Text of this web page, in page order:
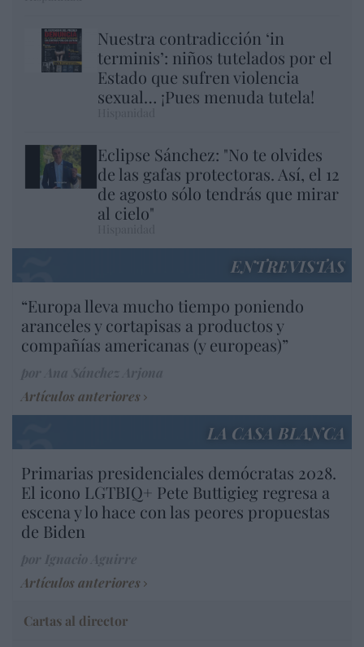
Nuestra contradicción ‘in
terminis’: niños tutelados por el
Estado que sufren violencia
sexual… ¡Pues menuda tutela!
Eclipse Sánchez: "No te olvides
de las gafas protectoras. Así, el 12
de agosto sólo tendrás que mirar
al cielo"
ENTREVISTAS
“Europa lleva mucho tiempo poniendo
aranceles y cortapisas a productos y
compañías americanas (y europeas)”
Artículos anteriores
LA CASA BLANCA
Primarias presidenciales demócratas 2028.
El icono LGTBIQ+ Pete Buttigieg regresa a
escena y lo hace con las peores propuestas
de Biden
Artículos anteriores
Cartas al director